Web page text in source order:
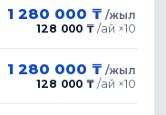
1 280 000 ₸ /жыл
128 000 ₸ /ай ×10
1 280 000 ₸ /жыл
128 000 ₸ /ай ×10